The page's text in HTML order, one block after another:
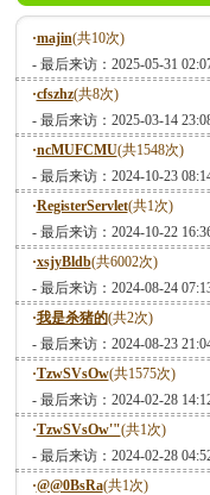
·majin(共10次)
- 最后来访：2025-05-31
·cfszhz(共8次)
- 最后来访：2025-03-14
·ncMUFCMU(共1548次)
- 最后来访：2024-10-23
·RegisterServlet(共1次)
- 最后来访：2024-10-22
·xsjyBldb(共6002次)
- 最后来访：2024-08-24
·我是杀猪的(共2次)
- 最后来访：2024-08-23
·TzwSVsOw(共1575次)
- 最后来访：2024-02-28
·TzwSVsOw'"(共1次)
- 最后来访：2024-02-28
·@@0BsRa(共1次)